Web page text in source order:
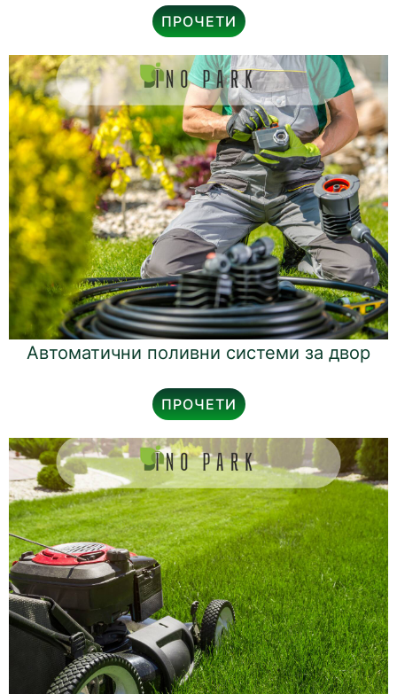
ПРОЧЕТИ
Автоматични поливни системи за двор
ПРОЧЕТИ